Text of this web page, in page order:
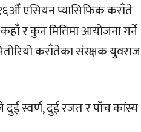
१६औँ एसियन प्यासिफिक कराँते
र कुन मितिमा आयोजना गर्ने
कराँतेका संरक्षक युवराज
दुई स्वर्ण, दुई रजत र पाँच कांस्य